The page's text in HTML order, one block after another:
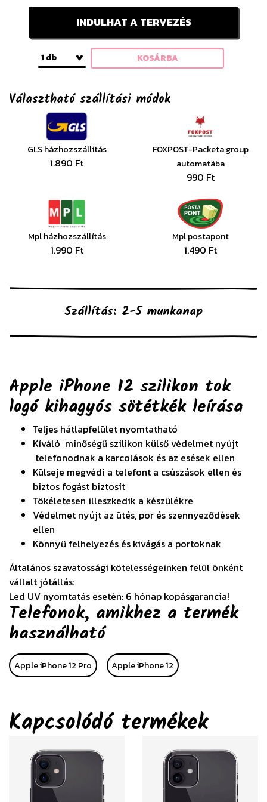
INDULHAT A TERVEZÉS
1 db KOSÁRBA
Választható szállítási módok
GLS házhozszállítás
1.890 Ft
FOXPOST-Packeta group
automatába
990 Ft
Mpl házhozszállítás
1.990 Ft
Mpl postapont
1.490 Ft
Szállítás: 2-5 munkanap
Apple iPhone 12 szilikon tok
logó kihagyós sötétkék leírása
Teljes hátlapfelület nyomtatható
Kíváló minőségű szilikon külső védelmet nyújt
telefonodnak a karcolások és az esések ellen
Külseje megvédi a telefont a csúszások ellen és
biztos fogást biztosít
Tökéletesen illeszkedik a készülékre
Védelmet nyújt az ütés, por és szennyeződések
ellen
Könnyű felhelyezés és kivágás a portoknak
Általános szavatossági kötelességeinken felül önként
vállalt jótállás:
Led UV nyomtatás esetén: 6 hónap kopásgarancia!
Telefonok, amikhez a termék
használható
Apple iPhone 12 Pro Apple iPhone 12
Kapcsolódó termékek